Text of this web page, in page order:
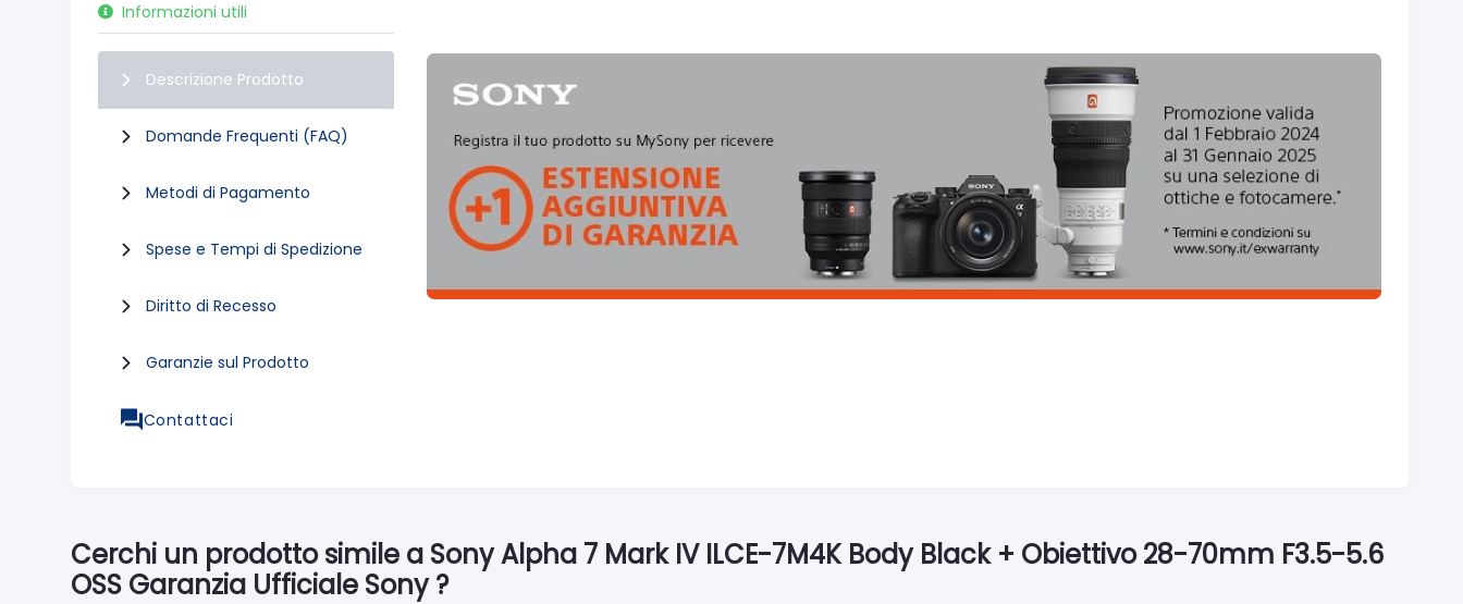
Informazioni utili
Descrizione Prodotto
Domande Frequenti (FAQ)
Metodi di Pagamento
Spese e Tempi di Spedizione
Diritto di Recesso
Garanzie sul Prodotto
Contattaci
Cerchi un prodotto simile a Sony Alpha 7 Mark IV ILCE-7M4K Body Black + Obiettivo 28-70mm F3.5-5.6
OSS Garanzia Ufficiale Sony ?